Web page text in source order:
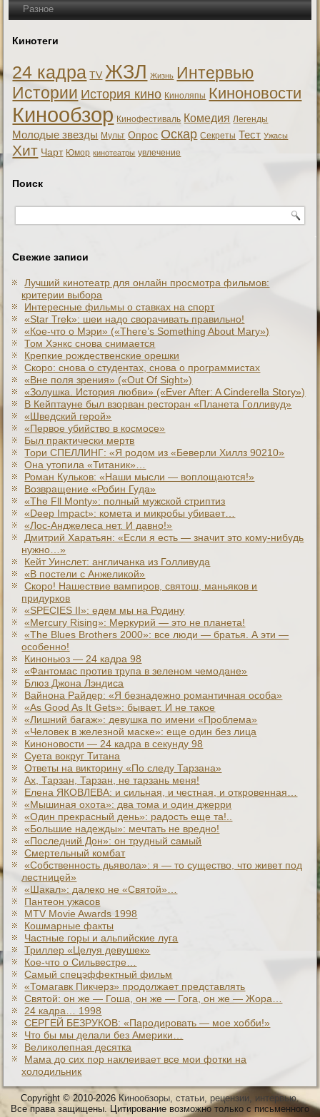
Разное
Кинотеги
24 кадра TV ЖЗЛ Жизнь Интервью
Истории История кино Киноляпы Киноновости
Кинообзор Кинофестиваль Комедия Легенды
Молодые звезды Мульт Опрос Оскар Секреты Тест Ужасы
Хит Чарт Юмор кинотеатры увлечение
Поиск
Свежие записи
Лучший кинотеатр для онлайн просмотра фильмов:
критерии выбора
Интересные фильмы о ставках на спорт
«Star Trek»: шеи надо сворачивать правильно!
«Кое-что о Мэри» («There’s Something About Mary»)
Том Хэнкс снова снимается
Крепкие рождественские орешки
Скоро: снова о студентах, снова о программистах
«Вне поля зрения» («Out Of Sight»)
«Золушка. История любви» («Ever After: A Cinderеlla Story»)
В Кейптауне был взорван ресторан «Планета Голливуд»
«Шведский герой»
«Первое убийство в космосе»
Был практически мертв
Тори СПЕЛЛИНГ: «Я родом из «Беверли Хиллз 90210»
Она утопила «Титаник»…
Роман Кульков: «Наши мысли — воплощаются!»
Возвращение «Робин Гуда»
«The Fll Monty»: полный мужской стриптиз
«Deep Impact»: комета и микробы убивает…
«Лос-Анджелеса нет. И давно!»
Дмитрий Харатьян: «Если я есть — значит это кому-нибудь
нужно…»
Кейт Уинслет: англичанка из Голливуда
«В постели с Анжеликой»
Скоро! Нашествие вампиров, святош, маньяков и
придурков
«SPECIES II»: едем мы на Родину
«Mercury Rising»: Меркурий — это не планета!
«The Blues Brothers 2000»: все люди — братья. А эти —
особенно!
Киноньюз — 24 кадра 98
«Фантомас против трупа в зеленом чемодане»
Блюз Джона Лэндиса
Вайнона Райдер: «Я безнадежно романтичная особа»
«As Good As It Gets»: бывает. И не такое
«Лишний багаж»: девушка по имени «Проблема»
«Человек в железной маске»: еще один без лица
Киноновости — 24 кадра в секунду 98
Суета вокруг Титана
Ответы на викторину «По следу Тарзана»
Ах, Тарзан, Тарзан, не тарзань меня!
Елена ЯКОВЛЕВА: и сильная, и честная, и откровенная…
«Мышиная охота»: два тома и один джерри
«Один прекрасный день»: радость еще та!..
«Большие надежды»: мечтать не вредно!
«Последний Дон»: он трудный самый
Смертельный комбат
«Собственность дьявола»: я — то существо, что живет под
лестницей»
«Шакал»: далеко не «Святой»…
Пантеон ужасов
MTV Movie Awards 1998
Кошмарные факты
Частные горы и альпийские луга
Триллер «Целуя девушек»
Кое-что о Сильвестре…
Самый спецэффектный фильм
«Томагавк Пикчерз» продолжает представлять
Святой: он же — Гоша, он же — Гога, он же — Жора…
24 кадра… 1998
СЕРГЕЙ БЕЗРУКОВ: «Пародировать — мое хобби!»
Что бы мы делали без Америки…
Великолепная десятка
Мама до сих пор наклеивает все мои фотки на
холодильник
Copyright © 2010-2026 Кинообзоры, статьи, рецензии, интервью.
Все права защищены. Цитирование возможно только с письменного